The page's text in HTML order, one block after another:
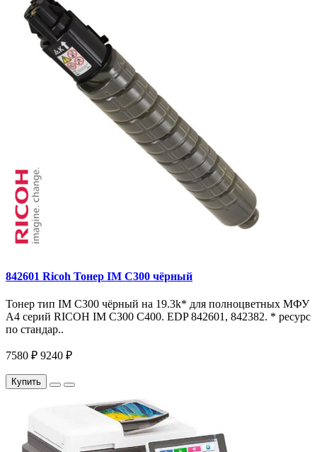
842601 Ricoh Тонер IM C300 чёрный
Тонер тип IM C300 чёрный на 19.3k* для полноцветных МФУ
A4 серий RICOH IM С300 С400. EDP 842601, 842382. * ресурс
по стандар..
7580 ₽ 9240 ₽
Купить